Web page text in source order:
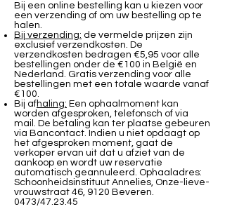
Bij een online bestelling kan u kiezen voor
een verzending of om uw bestelling op te
halen.
Bij verzending: de vermelde prijzen zijn
exclusief verzendkosten. De
verzendkosten bedragen €5,95 voor alle
bestellingen onder de €100 in België en
Nederland. Gratis verzending voor alle
bestellingen met een totale waarde vanaf
€100.
Bij afhaling: Een ophaalmoment kan
worden afgesproken, telefonsch of via
mail. De betaling kan ter plaatse gebeuren
via Bancontact. Indien u niet opdaagt op
het afgesproken moment, gaat de
verkoper ervan uit dat u afziet van de
aankoop en wordt uw reservatie
automatisch geannuleerd. Ophaaladres:
Schoonheidsinstituut Annelies, Onze-lieve-
vrouwstraat 46, 9120 Beveren.
0473/47.23.45